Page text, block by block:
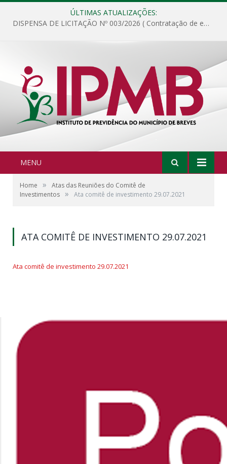
ÚLTIMAS ATUALIZAÇÕES:
DISPENSA DE LICITAÇÃO Nº 003/2026 ( Contratação de empresa para fornecimento de gêneros alimentícios não perecíveis, materiais de expediente, descartáveis, copa e cozinha, para análise e posterior publicação.)
MENU
Home »
Atas das Reuniões do Comitê de
Investimentos » Ata comitê de investimento 29.07.2021
ATA COMITÊ DE INVESTIMENTO 29.07.2021
Ata comitê de investimento 29.07.2021